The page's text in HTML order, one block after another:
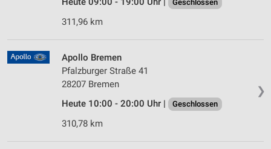
Geschlossen
311,96 km
❯
Apollo Bremen
Pfalzburger Straße 41
28207 Bremen
Heute 10:00 - 20:00 Uhr |
Geschlossen
310,78 km